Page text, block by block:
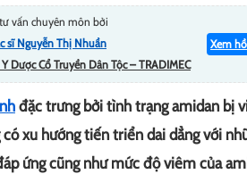
vấn chuyên môn bởi
sĩ Nguyễn Thị Nhuần
Dược Cổ Truyền Dân Tộc – TRADIMEC
Xem
đặc trưng bởi tình trạng amidan bị
xu hướng tiến triển dai dẳng với
ứng cũng như mức độ viêm của